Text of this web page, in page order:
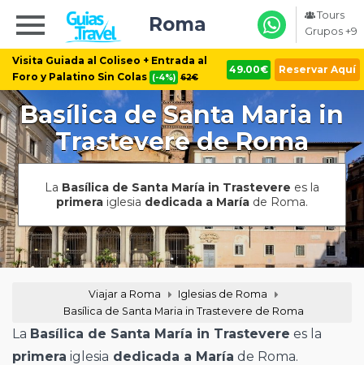
Visita Guiada al Coliseo + Entrada al
Foro y Palatino Sin Colas (-4%) 62€
49.00€ Reservar Aquí
Roma
Tours
Grupos +9
Basílica de Santa Maria in
Trastevere de Roma
La Basílica de Santa María in Trastevere es la
primera iglesia dedicada a María de Roma.
Viajar a Roma
Iglesias de Roma
Basílica de Santa Maria in Trastevere de Roma
La Basílica de Santa María in Trastevere es la
primera iglesia dedicada a María de Roma.